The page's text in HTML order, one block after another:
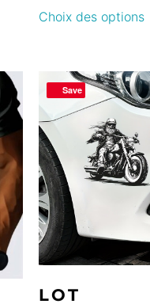
Choix des options
Save
LOT